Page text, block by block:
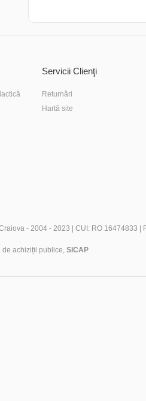
Servicii Clienţi
Returnări
Hartă site
- 2004 - 2023 | CUI: RO 16474833 |
de achiziții publice, SICAP